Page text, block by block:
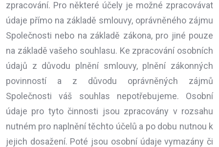
zpracování. Pro některé účely je možné zpracovávat
údaje přímo na základě smlouvy, oprávněného zájmu
Společnosti nebo na základě zákona, pro jiné pouze
na základě vašeho souhlasu. Ke zpracování osobních
údajů z důvodu plnění smlouvy, plnění zákonných
povinností a z důvodu oprávněných zájmů
Společnosti váš souhlas nepotřebujeme. Osobní
údaje pro tyto činnosti jsou zpracovány v rozsahu
nutném pro naplnění těchto účelů a po dobu nutnou k
jejich dosažení. Poté jsou osobní údaje vymazány či